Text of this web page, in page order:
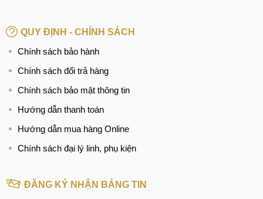
QUY ĐỊNH - CHÍNH SÁCH
Chính sách bảo hành
Chính sách đổi trả hàng
Chính sách bảo mật thông tin
Hướng dẫn thanh toán
Hướng dẫn mua hàng Online
Chính sách đại lý linh, phụ kiện
ĐĂNG KÝ NHẬN BẢNG TIN